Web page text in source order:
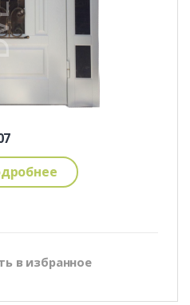
в избранное